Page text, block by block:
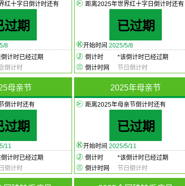
红十字日倒计时还有
过期
8
计时已经过期
倒计时
距离2025年世界红十字日倒计时还有
已过期
开始时间 2025/5/8
倒计时
*该倒计时已经过期
倒计时网
节日倒计时
母亲节
倒计时还有
过期
11
计时已经过期
倒计时
2025年母亲节
距离2025年母亲节倒计时还有
已过期
开始时间 2025/5/11
倒计时
*该倒计时已经过期
倒计时网
节日倒计时